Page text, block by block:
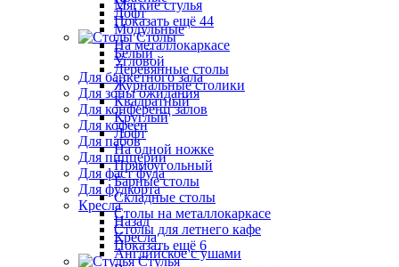
Мягкие стулья
Показать ещё 44
Столы
Белый
Деревянные столы
Журнальные столики
Квадратный
Круглый
Лофт
На одной ножке
Прямоугольный
Барные столы
Складные столы
Столы на металлокаркасе
Столы для летнего кафе
Показать ещё 6
Стулья
Лофт
Модульные
На металлокаркасе
Угловой
Для банкетного зала
Для зоны ожидания
Для конференц залов
Для кофеен
Для пабов
Для пиццерии
Для фаст фуда
Для фудкорта
Кресла
Назад
Кресла
Английское с ушами